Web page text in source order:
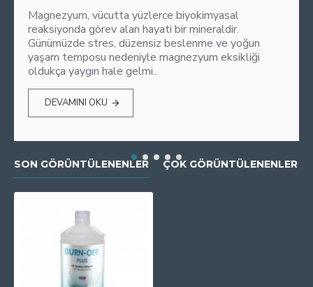
Magnezyum, vücutta yüzlerce biyokimyasal
reaksiyonda görev alan hayati bir mineraldir.
Günümüzde stres, düzensiz beslenme ve yoğun
yaşam temposu nedeniyle magnezyum eksikliği
oldukça yaygın hale gelmi..
DEVAMINI OKU
SON GÖRÜNTÜLENENLER ÇOK GÖRÜNTÜLENENLER